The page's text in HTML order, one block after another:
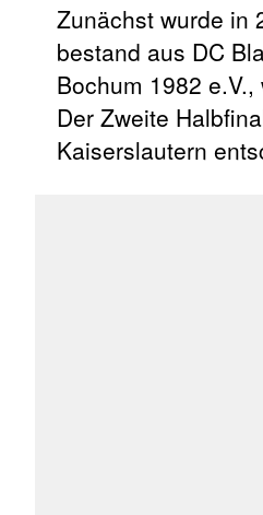
Zunächst wurde in
bestand aus DC
Bochum 1982
Der Zweite
Kaiserslautern